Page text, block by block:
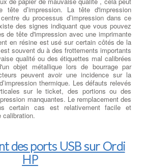
tête d’impression. La tête d'impression
du processus d’impression dans ce
des signes indiquant que vous pouvez
de tête d'impression avec une imprimante
en résine est usé sur certain côtés de la
souvent du à des frottements importants
qualité ou des étiquettes mal calibrées
objet métallique lors de bourrage par
peuvent avoir une incidence sur la
thermique. Les défauts relevés
sur le ticket, des portions ou des
manquantes. Le remplacement des
certain cas est relativement facile et
calibration.
des ports USB sur Ordi
HP